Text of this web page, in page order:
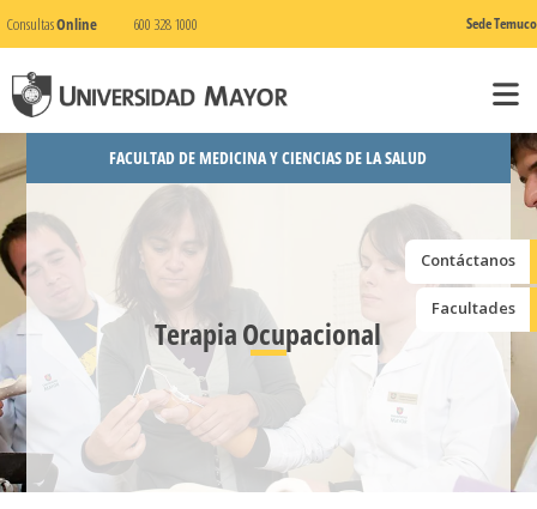
ConsultasOnline 600 328 1000 Sede Temuco
Contáctanos
Facultades
FACULTAD DE MEDICINA Y CIENCIAS DE LA SALUD
Terapia Ocupacional